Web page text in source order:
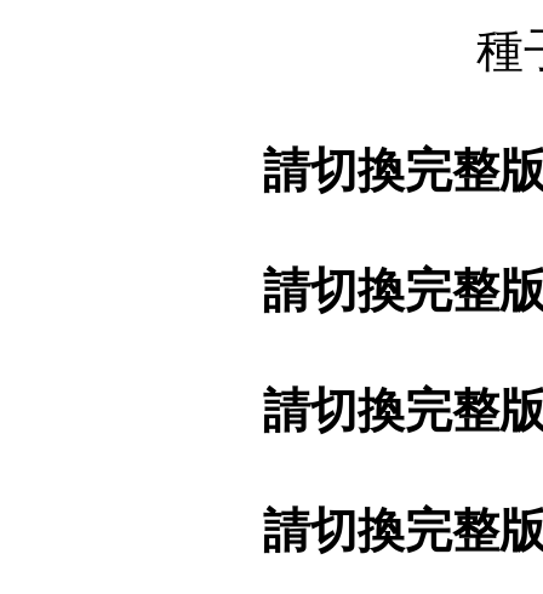
種
請切換完整
請切換完整
請切換完整
請切換完整